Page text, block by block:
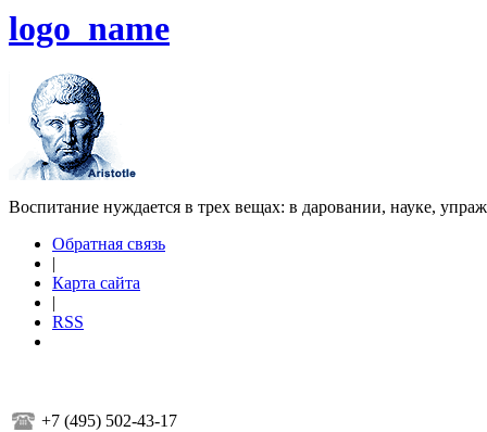
logo_name
Воспитание нуждается в трех вещах: в даровании, науке,
Обратная связь
|
Карта сайта
|
RSS
+7 (495) 502-43-17